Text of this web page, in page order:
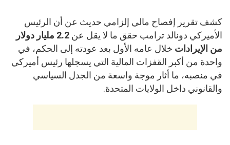
كشف تقرير إفصاح مالي إلزامي حديث عن أن الرئيس
الأميركي دونالد ترامب حقق ما لا يقل عن
2.2 مليار دولار
من الإيرادات خلال عامه الأول بعد عودته إلى الحكم، في
واحدة من أكبر القفزات المالية التي يسجلها رئيس أميركي
في منصبه، ما أثار موجة واسعة من الجدل السياسي
والقانوني داخل الولايات المتحدة.